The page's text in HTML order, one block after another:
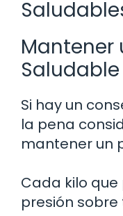
Mantener
Saludable
Si hay un
la pena
mantener un
Cada kilo
presión